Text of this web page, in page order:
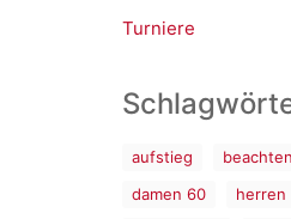
Turniere
aufstieg
damen 60
herren